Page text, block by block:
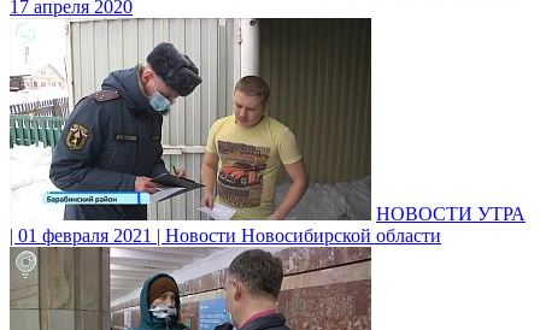
17 апреля 2020
НОВОСТИ УТРА
| 01 февраля 2021 | Новости Новосибирской области